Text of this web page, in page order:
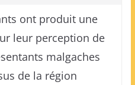
ont produit une
leur perception de
malgaches
de la région